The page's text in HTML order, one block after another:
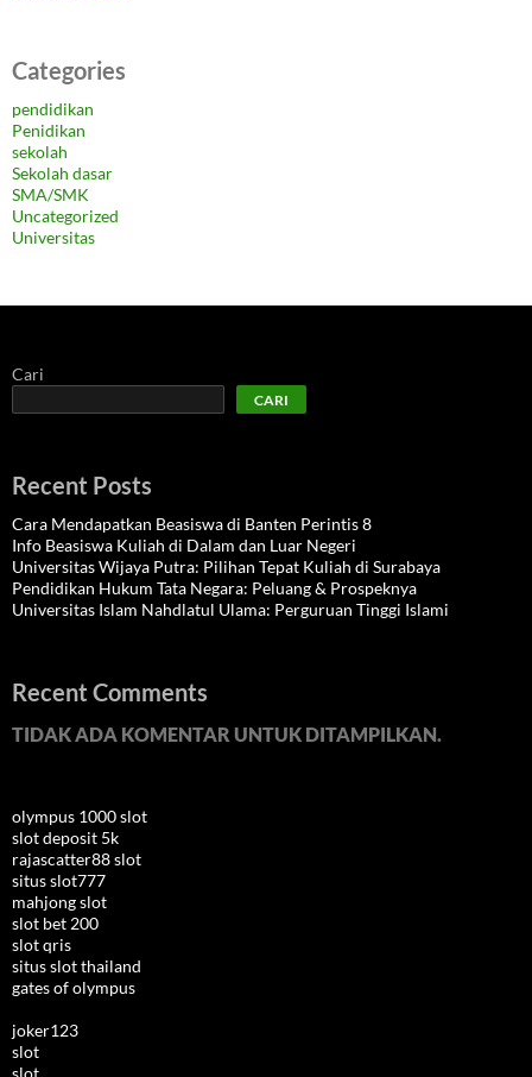
Categories
pendidikan
Penidikan
sekolah
Sekolah dasar
SMA/SMK
Uncategorized
Universitas
Cari
CARI
Recent Posts
Cara Mendapatkan Beasiswa di Banten Perintis 8
Info Beasiswa Kuliah di Dalam dan Luar Negeri
Universitas Wijaya Putra: Pilihan Tepat Kuliah di Surabaya
Pendidikan Hukum Tata Negara: Peluang & Prospeknya
Universitas Islam Nahdlatul Ulama: Perguruan Tinggi Islami
Recent Comments
TIDAK ADA KOMENTAR UNTUK DITAMPILKAN.
olympus 1000 slot
slot deposit 5k
rajascatter88 slot
situs slot777
mahjong slot
slot bet 200
slot qris
situs slot thailand
gates of olympus
joker123
slot